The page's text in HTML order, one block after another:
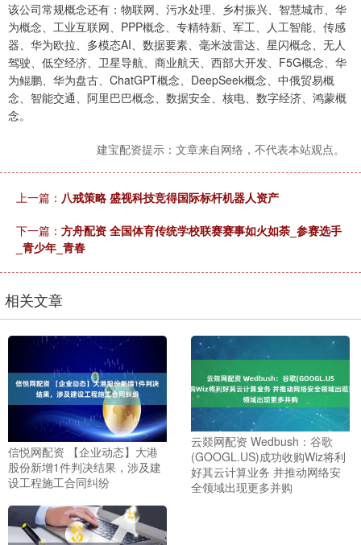
该公司常规概念还有：物联网、污水处理、乡村振兴、智慧城市、华
为概念、工业互联网、PPP概念、专精特新、军工、人工智能、传感
器、华为欧拉、多模态AI、数据要素、毫米波雷达、星闪概念、无人
驾驶、低空经济、卫星导航、商业航天、西部大开发、F5G概念、华
为鲲鹏、华为盘古、ChatGPT概念、DeepSeek概念、中俄贸易概
念、智能交通、阿里巴巴概念、数据安全、核电、数字经济、鸿蒙概
念。
建宝配资提示：文章来自网络，不代表本站观点。
上一篇： 八戒策略 盛视科技竞得国际标杆机器人资产
下一篇： 方舟配资 全国体育传统学校联赛赛事如火如荼_参赛选手
_青少年_青春
相关文章
信悦网配资 【企业动态】大港
股份新增1件判决结果，涉及建
设工程施工合同纠纷
云燚网配资 Wedbush：谷歌
(GOOGL.US)成功收购Wiz将利
好其云计算业务 并推动网络安
全领域出现更多并购